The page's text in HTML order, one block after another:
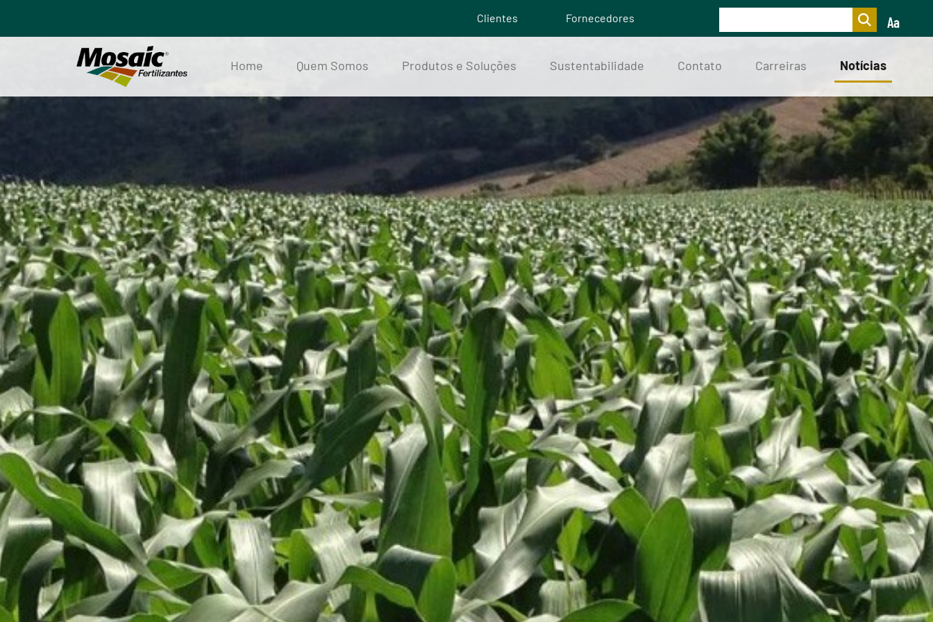
Home Quem Somos Produtos e Soluções Sustentabilidade Contato Carreiras Notícias
Clientes Fornecedores Aa